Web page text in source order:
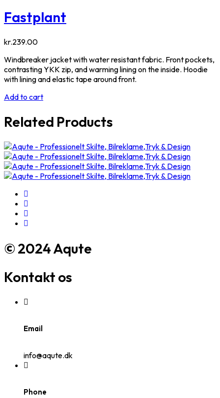
Fastplant
kr.239.00
Windbreaker jacket with water resistant fabric. Front pockets,
contrasting YKK zip, and warming lining on the inside. Hoodie
with lining and elastic tape around front.
Add to cart
Related Products
© 2024 Aqute
Kontakt os
Email
info@aqute.dk
Phone